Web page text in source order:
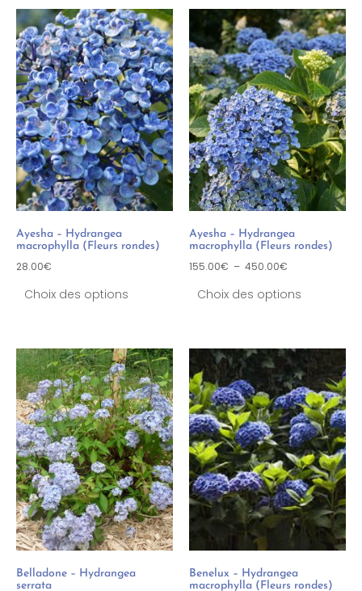
Ayesha – Hydrangea
macrophylla (Fleurs rondes)
28.00€
Choix des options
Ayesha – Hydrangea
macrophylla (Fleurs rondes)
155.00€ – 450.00€
Choix des options
Belladone – Hydrangea
serrata
Benelux – Hydrangea
macrophylla (Fleurs rondes)